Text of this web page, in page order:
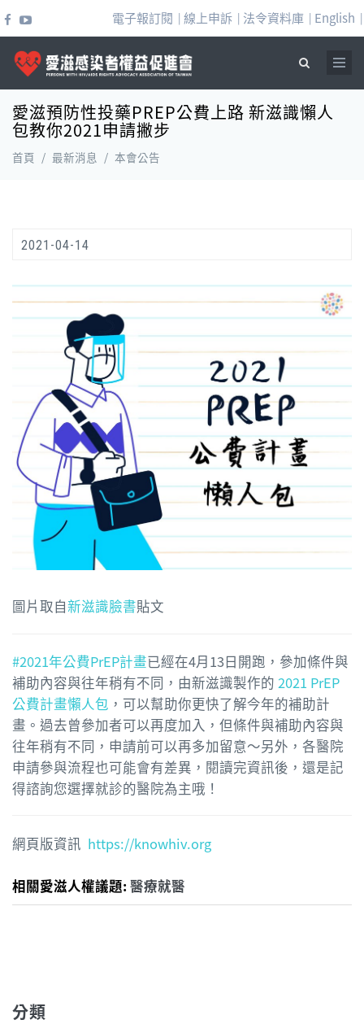
電子報訂閱 | 線上申訴 | 法令資料庫 | English |
搜尋表單
愛滋預防性投藥PREP公費上路 新滋識懶人
包教你2021申請撇步
首頁 / 最新消息 / 本會公告
2021-04-14
圖片取自新滋識臉書貼文
#2021年公費PrEP計畫已經在4月13日開跑，參加條件與
補助內容與往年稍有不同，由新滋識製作的 2021 PrEP
公費計畫懶人包 ，可以幫助你更快了解今年的補助計
畫。過去曾參加者可以再度加入，但條件與補助內容與
往年稍有不同，申請前可以再多加留意～另外，各醫院
申請參與流程也可能會有差異，閱讀完資訊後，還是記
得諮詢您選擇就診的醫院為主哦！
網頁版資訊 https://knowhiv.org
相關愛滋人權議題: 醫療就醫
分類